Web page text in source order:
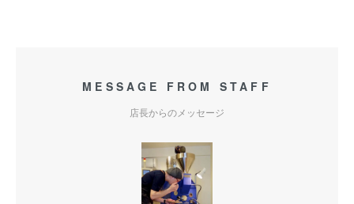
MESSAGE FROM STAFF
店長からのメッセージ